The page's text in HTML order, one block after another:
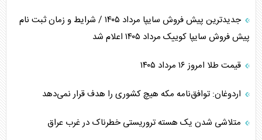
جدیدترین پیش فروش سایپا مرداد ۱۴۰۵ / شرایط و زمان ثبت نام
پیش فروش سایپا کوییک مرداد ۱۴۰۵ اعلام شد
قیمت طلا امروز ۱۶ مرداد ۱۴۰۵
اردوغان: توافق‌نامه مکه هیچ کشوری را هدف قرار نمی‌دهد
متلاشی شدن یک هسته تروریستی خطرناک در غرب عراق